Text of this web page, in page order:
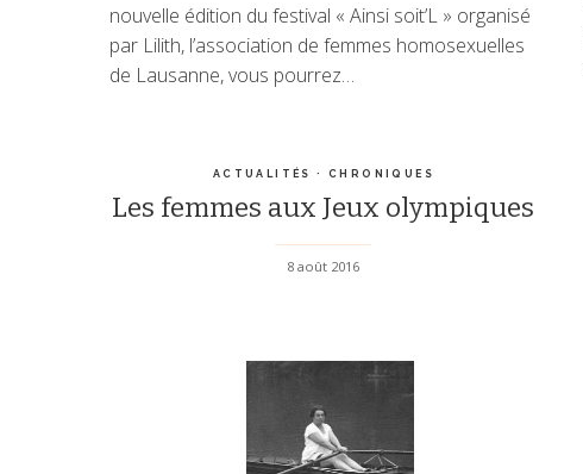
nouvelle édition du festival « Ainsi soit’L » organisé
par Lilith, l’association de femmes homosexuelles
de Lausanne, vous pourrez…
ACTUALITÉS ·CHRONIQUES
Les femmes aux Jeux olympiques
8 août 2016